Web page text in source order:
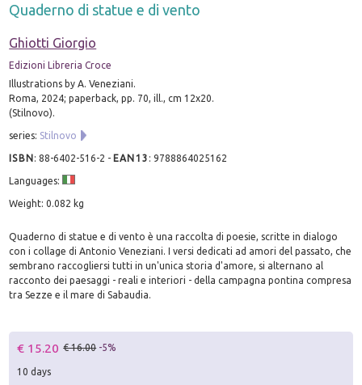
Quaderno di statue e di vento
Ghiotti Giorgio
Edizioni Libreria Croce
Illustrations by A. Veneziani.
Roma, 2024; paperback, pp. 70, ill., cm 12x20.
(Stilnovo).
series: Stilnovo
ISBN:88-6402-516-2 - EAN13 :9788864025162
Languages:
Weight: 0.082 kg
Quaderno di statue e di vento è una raccolta di poesie, scritte in dialogo
con i collage di Antonio Veneziani. I versi dedicati ad amori del passato, che
sembrano raccogliersi tutti in un'unica storia d'amore, si alternano al
racconto dei paesaggi - reali e interiori - della campagna pontina compresa
tra Sezze e il mare di Sabaudia.
€ 15.20 € 16.00 -5%
10 days